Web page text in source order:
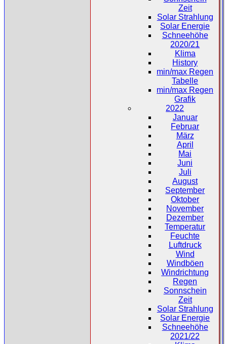
Zeit
Solar Strahlung
Solar Energie
Schneehöhe
2020/21
Klima
History
min/max Regen
Tabelle
min/max Regen
Grafik
2022
Januar
Februar
März
April
Mai
Juni
Juli
August
September
Oktober
November
Dezember
Temperatur
Feuchte
Luftdruck
Wind
Windböen
Windrichtung
Regen
Sonnschein
Zeit
Solar Strahlung
Solar Energie
Schneehöhe
2021/22